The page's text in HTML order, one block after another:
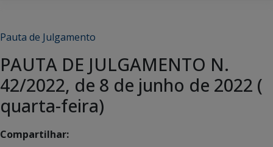
Pauta de Julgamento
PAUTA DE JULGAMENTO N.
42/2022, de 8 de junho de 2022 (
quarta-feira)
Compartilhar: